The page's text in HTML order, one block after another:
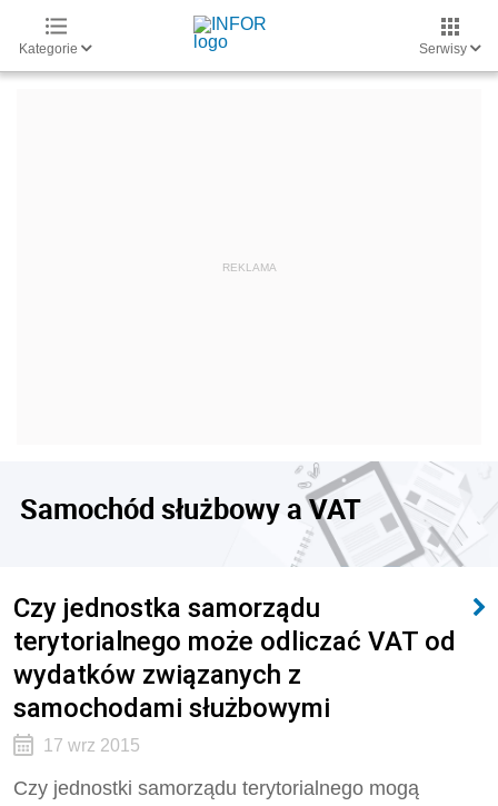
Kategorie Serwisy
Samochód służbowy a VAT
Czy jednostka samorządu
terytorialnego może odliczać VAT od
wydatków związanych z
samochodami służbowymi
17 wrz 2015
Czy jednostki samorządu terytorialnego mogą